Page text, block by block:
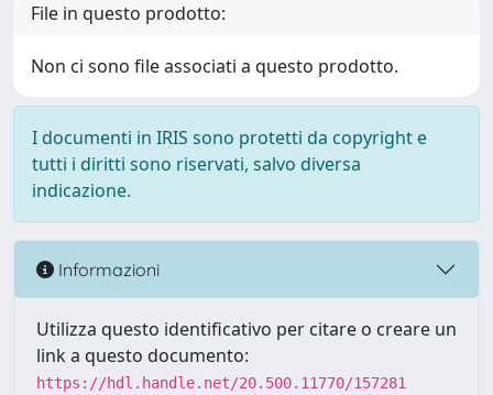
File in questo prodotto:
Non ci sono file associati a questo prodotto.
I documenti in IRIS sono protetti da copyright e
tutti i diritti sono riservati, salvo diversa
indicazione.
Informazioni
Utilizza questo identificativo per citare o creare un
link a questo documento:
https://hdl.handle.net/20.500.11770/157281